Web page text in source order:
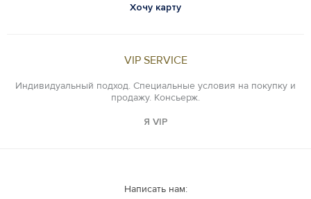
Хочу карту
VIP SERVICE
Индивидуальный подход. Специальные условия на покупку и
продажу. Консьерж.
Я VIP
Написать нам: